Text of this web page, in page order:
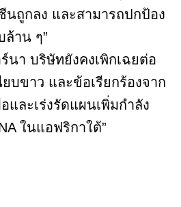
นถูกลง และสามารถปกป้อง
าน ๆ”
นา บริษัทยังคงเพิกเฉยต่อ
บขาว และข้อเรียกร้องจาก
และเร่งรัดแผนเพิ่มกำลัง
ในแอฟริกาใต้”